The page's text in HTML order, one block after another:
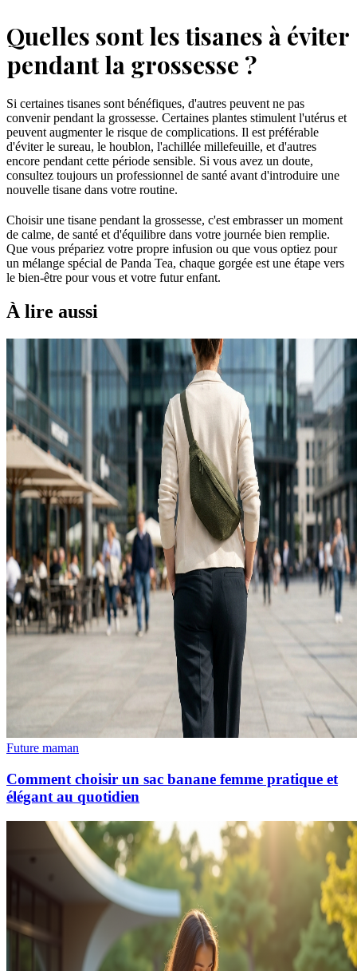
Quelles sont les tisanes à éviter
pendant la grossesse ?
Si certaines tisanes sont bénéfiques, d'autres peuvent ne pas
convenir pendant la grossesse. Certaines plantes stimulent l'utérus et
peuvent augmenter le risque de complications. Il est préférable
d'éviter le sureau, le houblon, l'achillée millefeuille, et d'autres
encore pendant cette période sensible. Si vous avez un doute,
consultez toujours un professionnel de santé avant d'introduire une
nouvelle tisane dans votre routine.
Choisir une tisane pendant la grossesse, c'est embrasser un moment
de calme, de santé et d'équilibre dans votre journée bien remplie.
Que vous prépariez votre propre infusion ou que vous optiez pour
un mélange spécial de Panda Tea, chaque gorgée est une étape vers
le bien-être pour vous et votre futur enfant.
À lire aussi
Future maman
Comment choisir un sac banane femme pratique et
élégant au quotidien